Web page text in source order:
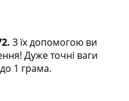
З їх допомогою ви
Дуже точні ваги
1 грама.